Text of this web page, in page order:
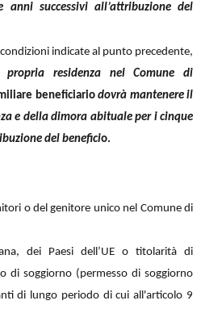
successivi all’attribuzione del
indicate al punto precedente,
propria residenza nel Comune di
beneficiariodovrà mantenere il
e della dimora abituale per i cinque
del beneficio.
o del genitore unico nel Comune di
dei Paesi dell’UE o titolarità di
di soggiorno (permesso di soggiorno
di lungo periodo di cui all'articolo 9